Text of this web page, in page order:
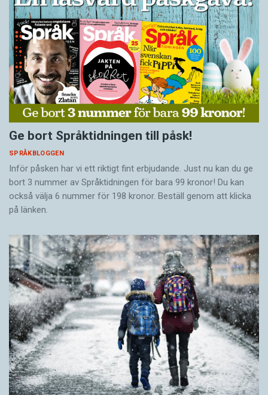
Ge bort Språktidningen till påsk!
SPRÅKBLOGGEN
Inför påsken har vi ett riktigt fint erbjudande. Just nu kan du ge
bort 3 nummer av Språktidningen för bara 99 kronor! Du kan
också välja 6 nummer för 198 kronor. Beställ genom att klicka
på länken.